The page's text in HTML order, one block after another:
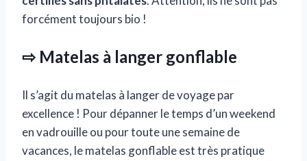
forcément toujours bio !
⇨ Matelas à langer gonflable
Il s’agit du matelas à langer de voyage par
excellence ! Pour dépanner le temps d’un weekend
en vadrouille ou pour toute une semaine de
vacances, le matelas gonflable est très pratique